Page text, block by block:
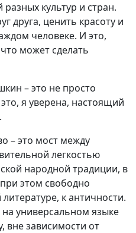
культур и стран.
друга, ценить красоту и
человеке. И это,
может сделать
– это не просто
я уверена, настоящий
– это мост между
легкостью
народной традиции, в
этом свободно
к античности.
на универсальном языке
вне зависимости от